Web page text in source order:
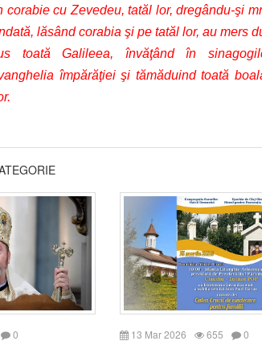
corabie cu Zevedeu, tatăl lor, dregându-şi
lăsând corabia şi pe tatăl lor, au mers
toată Galileea, învăţând în
împărăţiei şi tămăduind toată
0 13 Mar 2026 655 0